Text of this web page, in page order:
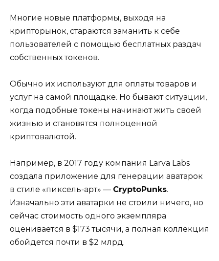
Многие новые платформы, выходя на
крипторынок, стараются заманить к себе
пользователей с помощью бесплатных раздач
собственных токенов.
Обычно их используют для оплаты товаров и
услуг на самой площадке. Но бывают ситуации,
когда подобные токены начинают жить своей
жизнью и становятся полноценной
криптовалютой.
Например, в 2017 году компания Larva Labs
создала приложение для генерации аватарок
в стиле «пиксель-арт» — CryptoPunks.
Изначально эти аватарки не стоили ничего, но
сейчас стоимость одного экземпляра
оценивается в $173 тысячи, а полная коллекция
обойдется почти в $2 млрд.